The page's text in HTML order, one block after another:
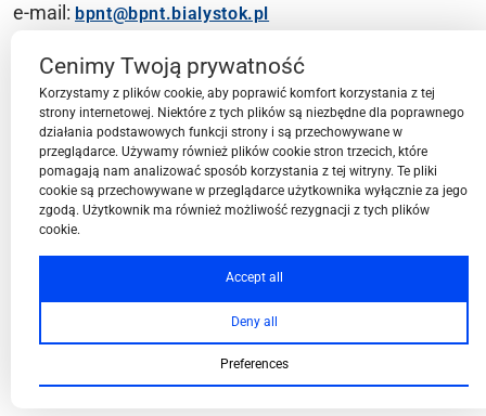
e-mail: bpnt@bpnt.bialystok.pl
Contact
BPN-T Area
BPN-T Offer
Cenimy Twoją prywatność
Korzystamy z plików cookie, aby poprawić komfort korzystania z tej
strony internetowej. Niektóre z tych plików są niezbędne dla poprawnego
działania podstawowych funkcji strony i są przechowywane w
przeglądarce. Używamy również plików cookie stron trzecich, które
pomagają nam analizować sposób korzystania z tej witryny. Te pliki
cookie są przechowywane w przeglądarce użytkownika wyłącznie za jego
zgodą. Użytkownik ma również możliwość rezygnacji z tych plików
cookie.
Accept all
Deny all
Preferences